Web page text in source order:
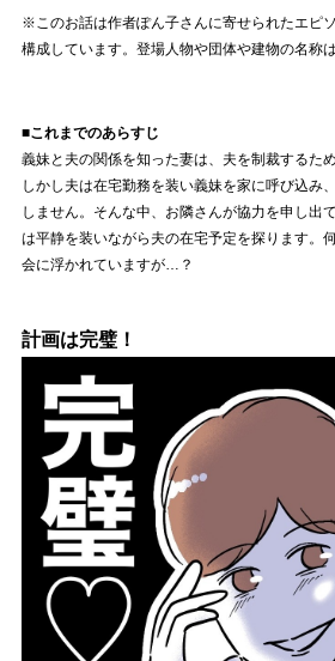
※このお話は作者ぽん子さんに寄せられたエピ
構成しています。登場人物や団体や建物の名称
■これまでのあらすじ
義妹と夫の関係を知った妻は、夫を制裁するた
しかし夫は在宅勤務を装い義妹を家に呼び込み
しません。そんな中、お隣さんが協力を申し出
は平静を装いながら夫の在宅予定を探ります。
会に浮かれていますが…？
計画は完璧！